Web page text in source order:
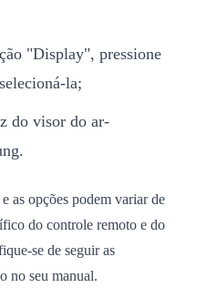
"Display", pressione
la;
do visor do ar-
as opções podem variar de
do controle remoto e do
se de seguir as
no seu manual.